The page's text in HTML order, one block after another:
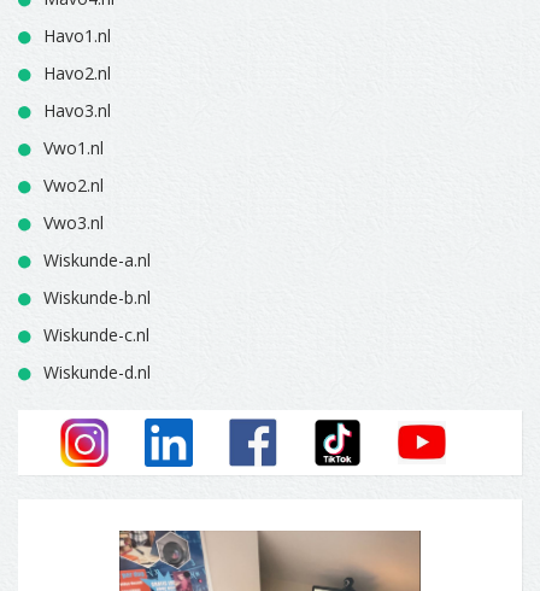
Havo1.nl
Havo2.nl
Havo3.nl
Vwo1.nl
Vwo2.nl
Vwo3.nl
Wiskunde-a.nl
Wiskunde-b.nl
Wiskunde-c.nl
Wiskunde-d.nl